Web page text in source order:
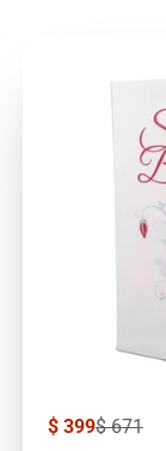
Precio
$ 399Precio
$ 671